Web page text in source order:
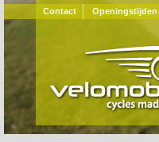
Contact Openingstijden